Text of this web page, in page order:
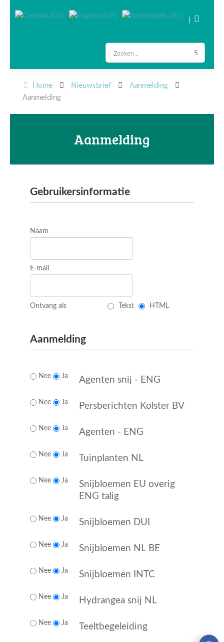
Home Nieuwsbrief
Aanmelding
Aanmelding
Aanmelding
Gebruikersinformatie
Naam
E-mail
Ontvang als Tekst HTML
Aanmelding
Nee Ja Agenten snij - ENG
Nee Ja Persberichten Kolster BV
Nee Ja Agenten - ENG
Nee Ja Tuinplanten NL
Nee Ja
Snijbloemen EU overig
ENG talig
Nee Ja Snijbloemen DUI
Nee Ja Snijbloemen NL BE
Nee Ja Snijbloemen INTC
Nee Ja Hydrangea snij NL
Nee Ja Teeltbegeleiding